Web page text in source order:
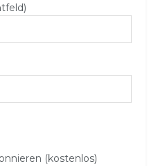
(kostenlos)